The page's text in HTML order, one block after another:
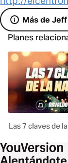
Más de
Planes
Las 7 claves de